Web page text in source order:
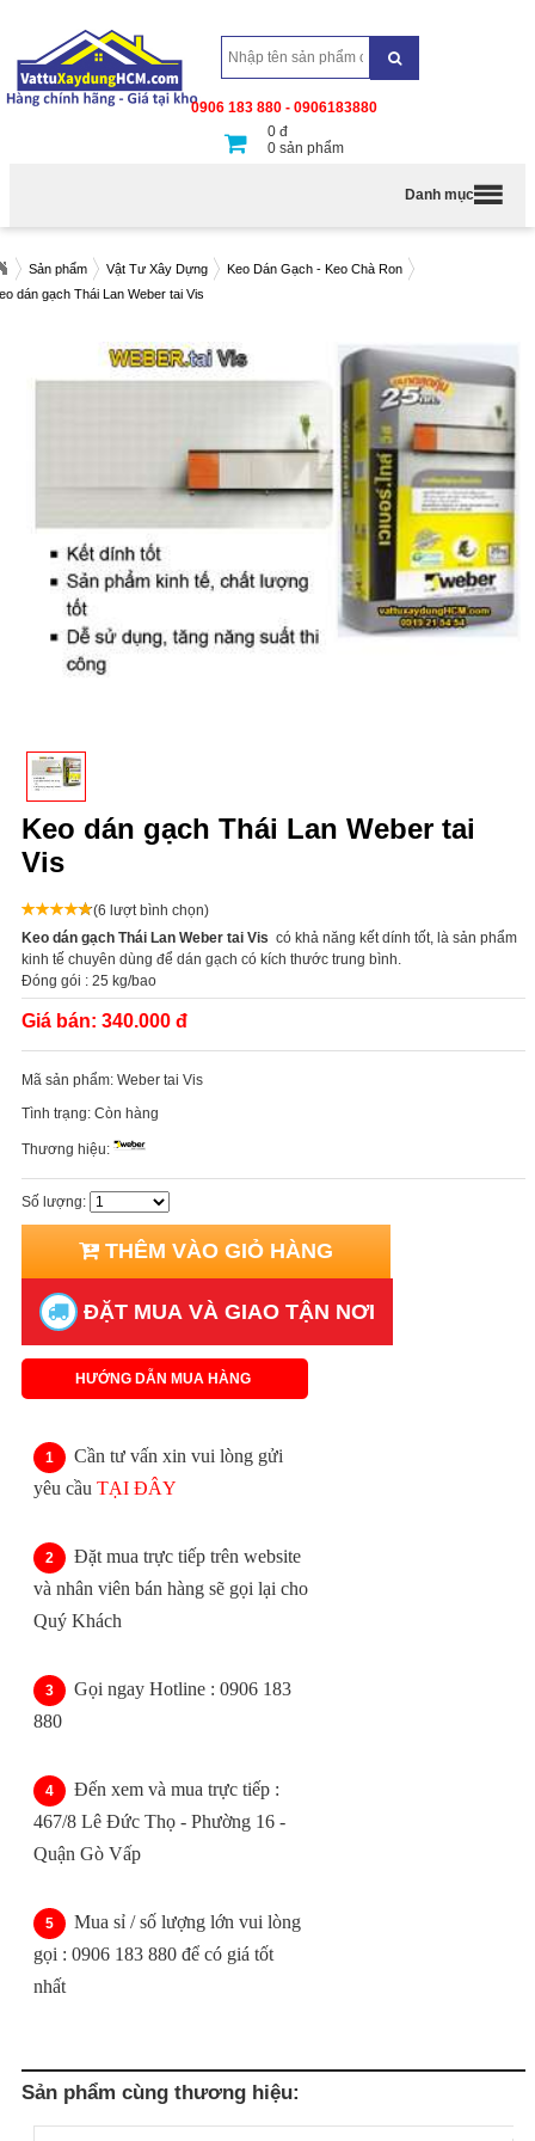
0906 183 880 - 0906183880
0 đ
0 sản phẩm
Danh mục
Sản phẩm Vật Tư Xây Dựng
Keo Dán Gạch - Keo Chà Ron
dán gạch Thái Lan Weber tai Vis
Keo dán gạch Thái Lan Weber tai
Vis
(6 lượt bình chọn)
Keo dán gạch Thái Lan Weber tai Vis có khả năng kết dính tốt, là sản phẩm
kinh tế chuyên dùng để dán gạch có kích thước trung bình.
Đóng gói : 25 kg/bao
Giá bán: 340.000 đ
Mã sản phẩm: Weber tai Vis
Tình trạng: Còn hàng
Thương hiệu:
Số lượng:
THÊM VÀO GIỎ HÀNG
ĐẶT MUA VÀ GIAO TẬN NƠI
HƯỚNG DẪN MUA HÀNG
Cần tư vấn xin vui lòng gửi
yêu cầu TẠI ĐÂY
Đặt mua trực tiếp trên website
và nhân viên bán hàng sẽ gọi lại cho
Quý Khách
Gọi ngay Hotline : 0906 183
880
Đến xem và mua trực tiếp :
467/8 Lê Đức Thọ - Phường 16 -
Quận Gò Vấp
Mua sỉ / số lượng lớn vui lòng
gọi : 0906 183 880 để có giá tốt
nhất
Sản phẩm cùng thương hiệu: